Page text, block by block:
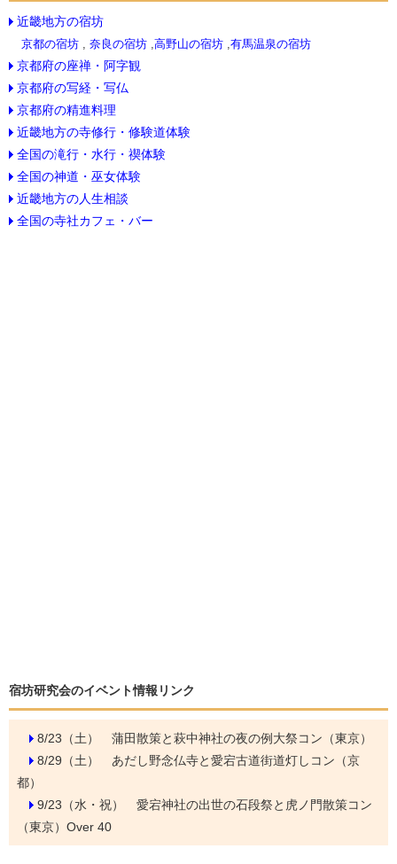
近畿地方の宿坊
京都の宿坊 , 奈良の宿坊 ,高野山の宿坊 ,有馬温泉の宿坊
京都府の座禅・阿字観
京都府の写経・写仏
京都府の精進料理
近畿地方の寺修行・修験道体験
全国の滝行・水行・禊体験
全国の神道・巫女体験
近畿地方の人生相談
全国の寺社カフェ・バー
宿坊研究会のイベント情報リンク
8/23（土） 蒲田散策と萩中神社の夜の例大祭コン（東京）
8/29（土） あだし野念仏寺と愛宕古道街道灯しコン（京
都）
9/23（水・祝） 愛宕神社の出世の石段祭と虎ノ門散策コン
（東京）Over 40